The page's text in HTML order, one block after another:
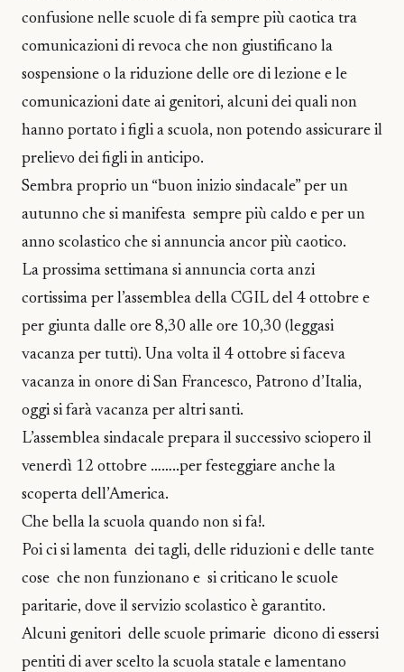
confusione nelle scuole di fa sempre più caotica tra
comunicazioni di revoca che non giustificano la
sospensione o la riduzione delle ore di lezione e le
comunicazioni date ai genitori, alcuni dei quali non
hanno portato i figli a scuola, non potendo assicurare il
prelievo dei figli in anticipo.
Sembra proprio un “buon inizio sindacale” per un
autunno che si manifesta sempre più caldo e per un
anno scolastico che si annuncia ancor più caotico.
La prossima settimana si annuncia corta anzi
cortissima per l’assemblea della CGIL del 4 ottobre e
per giunta dalle ore 8,30 alle ore 10,30 (leggasi
vacanza per tutti). Una volta il 4 ottobre si faceva
vacanza in onore di San Francesco, Patrono d’Italia,
oggi si farà vacanza per altri santi.
L’assemblea sindacale prepara il successivo sciopero il
venerdì 12 ottobre ……..per festeggiare anche la
scoperta dell’America.
Che bella la scuola quando non si fa!.
Poi ci si lamenta dei tagli, delle riduzioni e delle tante
cose che non funzionano e si criticano le scuole
paritarie, dove il servizio scolastico è garantito.
Alcuni genitori delle scuole primarie dicono di essersi
pentiti di aver scelto la scuola statale e lamentano